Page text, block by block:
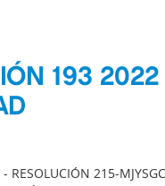
193
- RESOLUCIÓN 215-